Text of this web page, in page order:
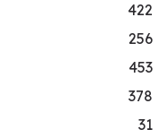
422
256
453
378
31